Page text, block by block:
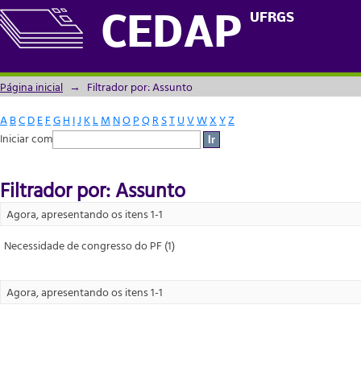
CEDAP UFRGS
Filtrador por: Assunto
Página inicial → Filtrador por: Assunto
ABCDEFGH IJ KLM NOPQRSTUVWXYZ
Iniciar com
Filtrador por: Assunto
Agora, apresentando os itens 1-1
Necessidade de congresso do PF (1)
Agora, apresentando os itens 1-1